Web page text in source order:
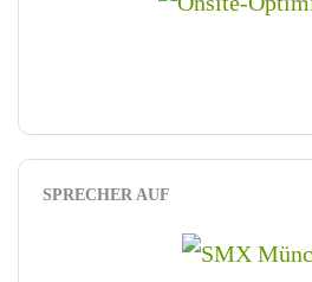
SPRECHER AUF